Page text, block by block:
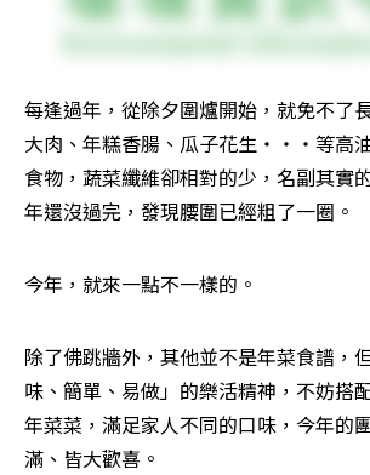
每逢過年，從除夕圍爐開始，就免不了
大肉、年糕香腸、瓜子花生‧‧‧等高
食物，蔬菜纖維卻相對的少，名副其實
年還沒過完，發現腰圍已經粗了一圈。
今年，就來一點不一樣的。
除了佛跳牆外，其他並不是年菜食譜，
味、簡單、易做」的樂活精神，不妨搭
年菜菜，滿足家人不同的口味，今年的
滿、皆大歡喜。